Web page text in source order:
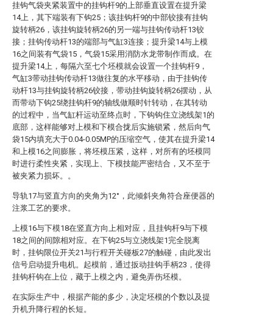
挂钩气袋夹紧装置中的挂钩杆9的上部垂直设置在提升梁
14上，其下端装有下钩25；该挂钩杆9的中部铰接有挂钩
旋转柄26，该挂钩旋转柄26的另一端与挂钩传动杆13铰
接；挂钩传动杆13的端部与气缸3连接；提升梁14与上模
16之间装有气袋15，气袋15采用消防水龙带制作而成。在
提升梁14上，每隔六至七个坯模就会设置一个挂钩杆9，
气缸3带动挂钩传动杆13做往复的水平移动，由于挂钩传
动杆13与挂钩旋转柄26铰接，带动挂钩旋转柄26摆动，从
而带动下钩25绕挂钩杆9的轴线做顺时针转动，在其转动
的过程中，当气缸杆运动至终点时，下钩钩住立浇线架1的
底部，这样能够对上模和下模合拢后实施锁紧，然后向气
袋15内填充大于0.04-0.05MP的压缩空气，使其在提升梁14
和上模16之间膨胀，将坯模压紧，这样，对所有的坯模同
时进行柔性夹紧，实现上、下模技能严密结合，又不至于
被夹紧力损坏。。
导轨17与竖直方向的夹角为12°，此倾斜夹角符合座便器的
注浆工艺的要求。
上模16与下模18在竖直方向上相对应，且挂钩杆9与下模
18之间的间隙相对应。在下钩25与立浇线架1完全脱离
时，挂钩限位开关21与行程开关碰板27的触碰，由此发出
信号启动提升电机。起模前，通过扳动挂钩手柄23，使得
挂钩杆钩在上位，藏于上模之内，避免弄伤坯模。
在实际生产中，根据产能的多少，决定坯模的个数以及提
升机升降行程的长短。